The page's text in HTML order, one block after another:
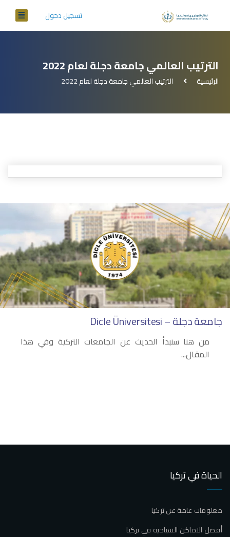
تسجيل دخول
الترتيب العالمي جامعة دجلة لعام 2022
الرئيسية الترتيب العالمي جامعة دجلة لعام 2022
جامعة دجلة – Dicle Üniversitesi
من هنا سنبدأ الحديث عن الجامعات التركية وفي هذا
المقال...
الحياة في تركيا
معلومات عامة عن تركيا
أفضل الاماكن السياحية في تركيا